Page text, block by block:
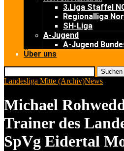
3.Liga Staffel
Regionalliga
SH-Liga
A-Jugend
A-Jugend
Über uns
Suchen
Landesliga Mitte (Archiv)News
Michael
Trainer des
SpVg Eidertal